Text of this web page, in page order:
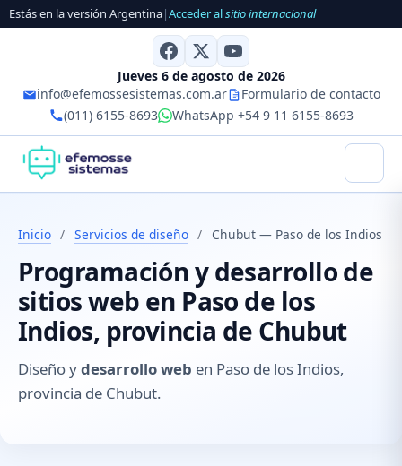
Estás en la versión Argentina|Acceder alsitio internacional
Jueves 6 de agosto de 2026
info@efemossesistemas.com.ar
Formulario de contacto
(011) 6155-8693
WhatsApp +54 9 11 6155-8693
Inicio / Servicios de diseño / Chubut — Paso de los Indios
Programación y desarrollo de
sitios web en Paso de los
Indios, provincia de Chubut
Diseño ydesarrollo web en Paso de los Indios,
provincia de Chubut.